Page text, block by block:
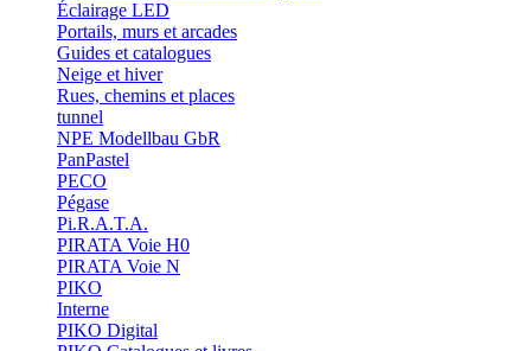
Éclairage LED
Portails, murs et arcades
Guides et catalogues
Neige et hiver
Rues, chemins et places
tunnel
NPE Modellbau GbR
PanPastel
PECO
Pégase
Pi.R.A.T.A.
PIRATA Voie H0
PIRATA Voie N
PIKO
Interne
PIKO Digital